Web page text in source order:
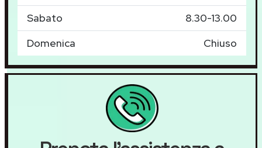
Sabato
8.30-13.00
Domenica
Chiuso